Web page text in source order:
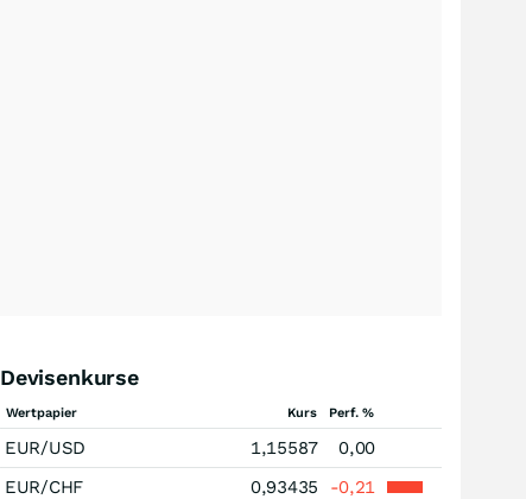
Devisenkurse
Wertpapier Kurs Perf. %
EUR/USD 1,15587
0,00
EUR/CHF
0,93435
-0,21